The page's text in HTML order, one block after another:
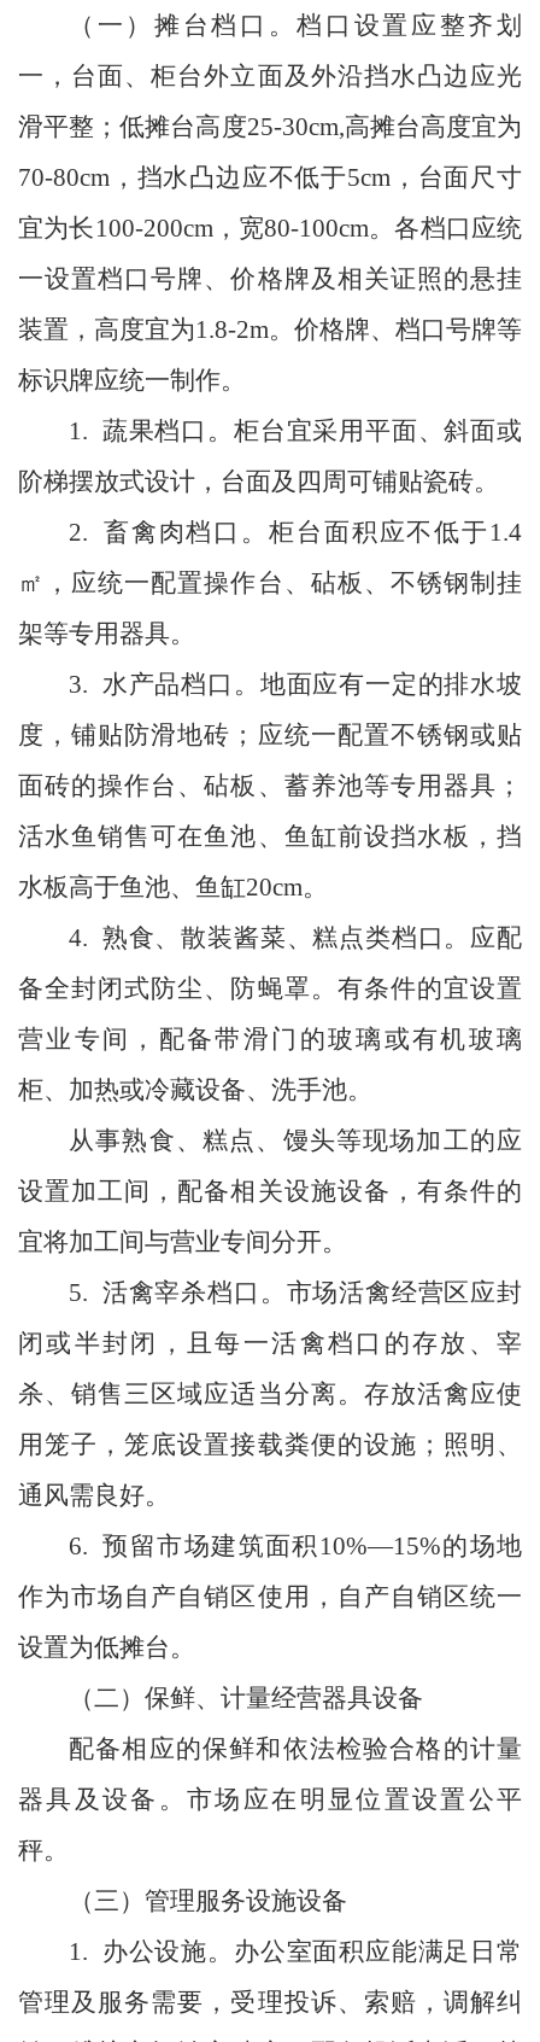
（一）摊台档口。档口设置应整齐划
一，台面、柜台外立面及外沿挡水凸边应光
滑平整；低摊台高度25-30cm,高摊台高度宜为
70-80cm ，挡水凸边应不低于5cm ，台面尺寸
宜为长 100-200cm，宽80-100cm。各档口应统
一设置档口号牌、价格牌及相关证照的悬挂
装置，高度宜为1.8-2m。价格牌、档口号牌等
标识牌应统一制作。
1. 蔬果档口。柜台宜采用平面、斜面或
阶梯摆放式设计，台面及四周可铺贴瓷砖。
2. 畜禽肉档口。柜台面积应不低于 1.4
㎡ ，应统一配置操作台、砧板、不锈钢制挂
架等专用器具。
3. 水产品档口。地面应有一定的排水坡
度，铺贴防滑地砖；应统一配置不锈钢或贴
面砖的操作台、砧板、蓄养池等专用器具；
活水鱼销售可在鱼池、鱼缸前设挡水板，挡
水板高于鱼池、鱼缸20cm。
4. 熟食、散装酱菜、糕点类档口。应配
备全封闭式防尘、防蝇罩。有条件的宜设置
营业专间，配备带滑门的玻璃或有机玻璃
柜、加热或冷藏设备、洗手池。
从事熟食、糕点、馒头等现场加工的应
设置加工间，配备相关设施设备，有条件的
宜将加工间与营业专间分开。
5. 活禽宰杀档口。市场活禽经营区应封
闭或半封闭，且每一活禽档口的存放、宰
杀、销售三区域应适当分离。存放活禽应使
用笼子，笼底设置接载粪便的设施；照明、
通风需良好。
6. 预留市场建筑面积 10%—15%的场地
作为市场自产自销区使用，自产自销区统一
设置为低摊台。
（二）保鲜、计量经营器具设备
配备相应的保鲜和依法检验合格的计量
器具及设备。市场应在明显位置设置公平
秤。
（三）管理服务设施设备
1.
办公设施。办公室面积应能满足日常
管理及服务需要，受理投诉、索赔，调解纠